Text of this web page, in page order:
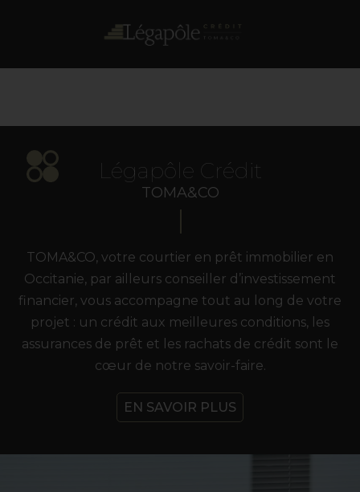
Légapôle Crédit
TOMA&CO
TOMA&CO, votre courtier en prêt immobilier en
Occitanie, par ailleurs conseiller d’investissement
financier, vous accompagne tout au long de votre
projet : un crédit aux meilleures conditions, les
assurances de prêt et les rachats de crédit sont le
cœur de notre savoir-faire.
EN SAVOIR PLUS